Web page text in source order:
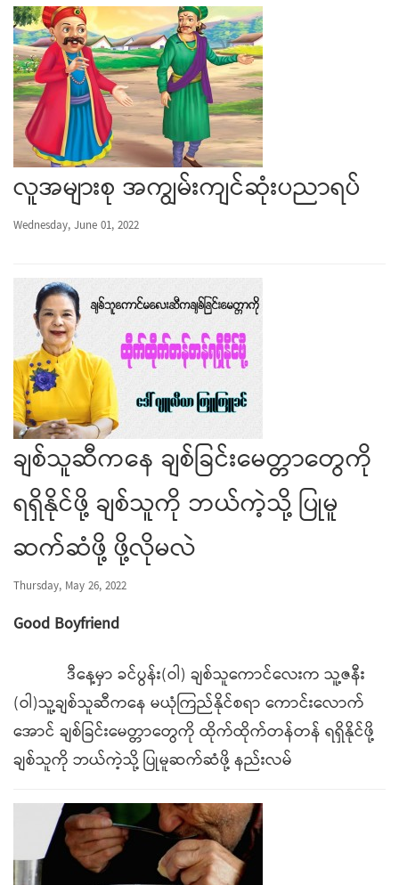
လူအများစု အကျွမ်းကျင်ဆုံးပညာရပ်
Wednesday, June 01, 2022
ချစ်သူဆီကနေ ချစ်ခြင်းမေတ္တာတွေကို
ရရှိနိုင်ဖို့ ချစ်သူကို ဘယ်ကဲ့သို့ ပြုမူ
ဆက်ဆံဖို့ ဖို့လိုမလဲ
Thursday, May 26, 2022
Good Boyfriend
ဒီနေ့မှာ ခင်ပွန်း(ဝါ) ချစ်သူကောင်လေးက သူ့ဇနီး
(ဝါ)သူ့ချစ်သူဆီကနေ မယုံကြည်နိုင်စရာ ကောင်းလောက်
အောင် ချစ်ခြင်းမေတ္တာတွေကို ထိုက်ထိုက်တန်တန် ရရှိနိုင်ဖို့
ချစ်သူကို ဘယ်ကဲ့သို့ ပြုမူဆက်ဆံဖို့ နည်းလမ်